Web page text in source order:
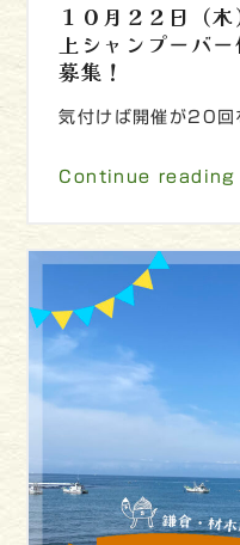
１０月２２日（
上シャンプーバ
募集！
気付けば開催が20回
Continue